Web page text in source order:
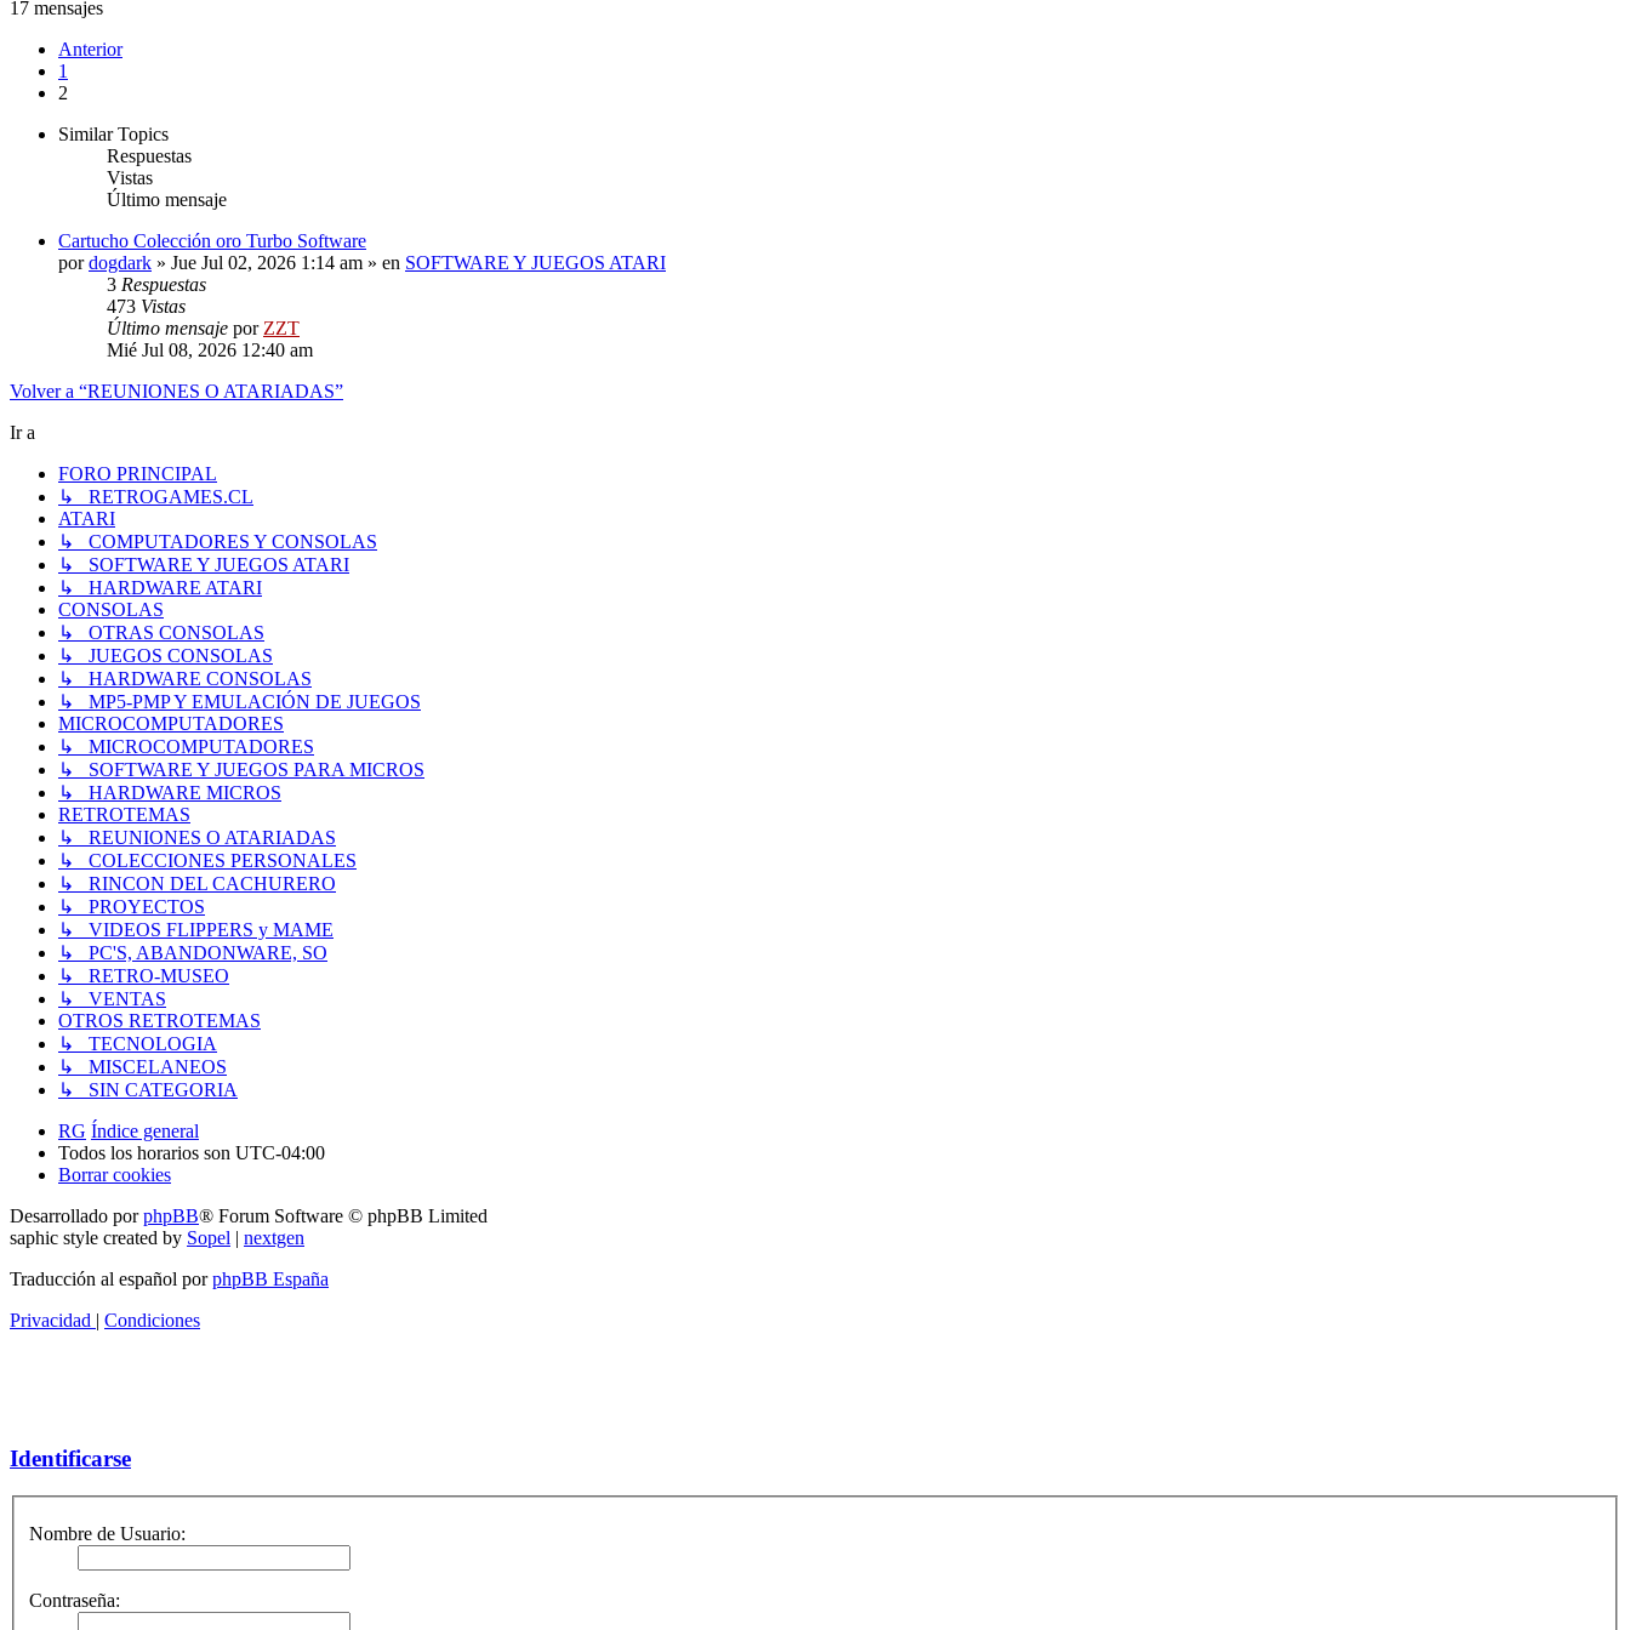
17 mensajes
Anterior
1
2
Similar Topics
Respuestas
Vistas
Último mensaje
Cartucho Colección oro Turbo Software
pordogdark » Jue Jul 02, 2026 1:14 am » en SOFTWARE Y JUEGOS ATARI
3 Respuestas
473 Vistas
Último mensaje por ZZT
Mié Jul 08, 2026 12:40 am
Volver a “REUNIONES O ATARIADAS”
Ir a
FORO PRINCIPAL
↳ RETROGAMES.CL
ATARI
↳ COMPUTADORES Y CONSOLAS
↳ SOFTWARE Y JUEGOS ATARI
↳ HARDWARE ATARI
CONSOLAS
↳ OTRAS CONSOLAS
↳ JUEGOS CONSOLAS
↳ HARDWARE CONSOLAS
↳ MP5-PMP Y EMULACIÓN DE JUEGOS
MICROCOMPUTADORES
↳ MICROCOMPUTADORES
↳ SOFTWARE Y JUEGOS PARA MICROS
↳ HARDWARE MICROS
RETROTEMAS
↳ REUNIONES O ATARIADAS
↳ COLECCIONES PERSONALES
↳ RINCON DEL CACHURERO
↳ PROYECTOS
↳ VIDEOS FLIPPERS y MAME
↳ PC'S, ABANDONWARE, SO
↳ RETRO-MUSEO
↳ VENTAS
OTROS RETROTEMAS
↳ TECNOLOGIA
↳ MISCELANEOS
↳ SIN CATEGORIA
RG Índice general
Todos los horarios son UTC-04:00
Borrar cookies
Desarrollado porphpBB® Forum Software © phpBB Limited
saphic style created by Sopel | nextgen
Traducción al español porphpBB España
Privacidad | Condiciones
Identificarse
Nombre de Usuario:
Contraseña: